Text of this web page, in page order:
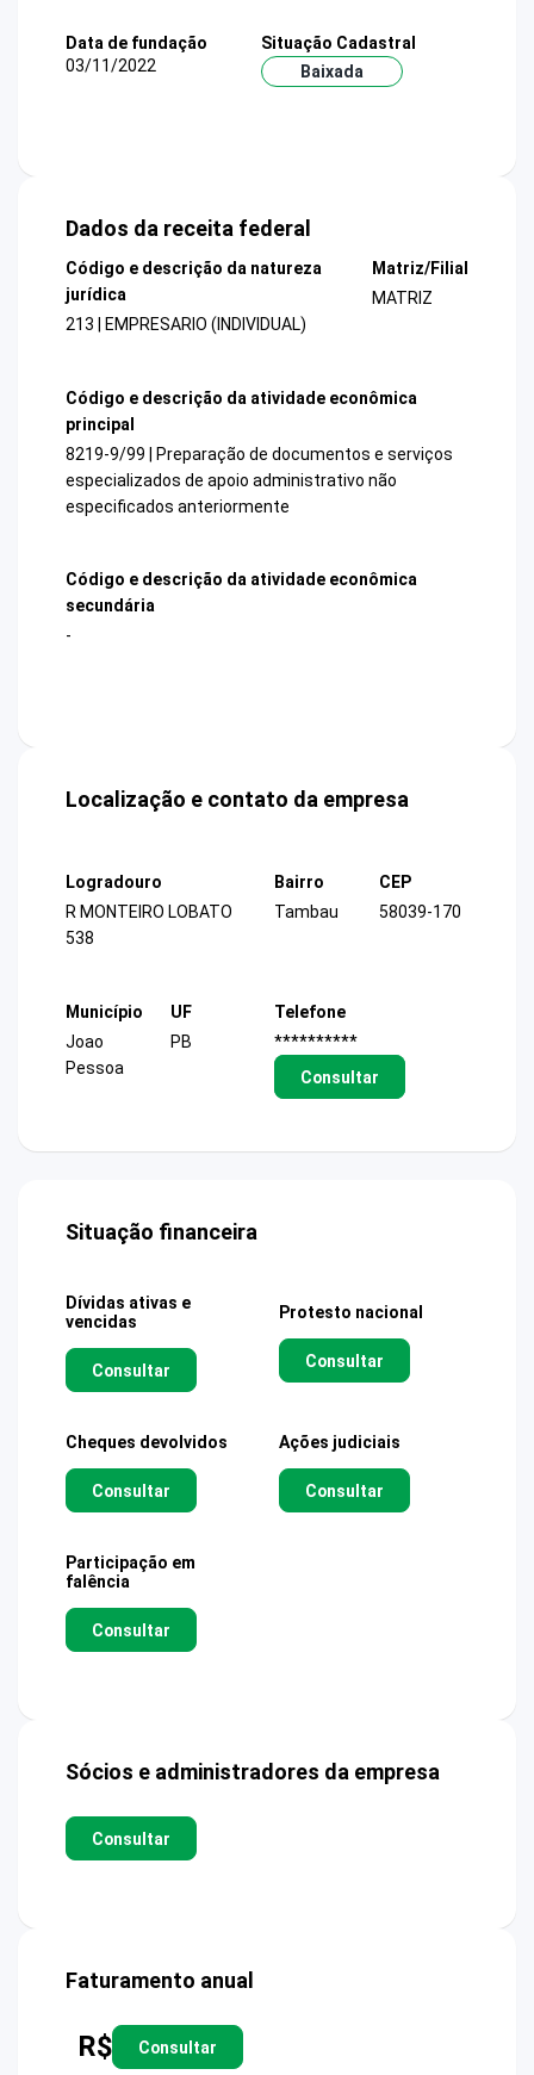
Data de fundação
03/11/2022
Situação Cadastral
Baixada
Dados da receita federal
Código e descrição da natureza
jurídica
213 | EMPRESARIO (INDIVIDUAL)
Matriz/Filial
MATRIZ
Código e descrição da atividade econômica
principal
8219-9/99 | Preparação de documentos e serviços
especializados de apoio administrativo não
especificados anteriormente
Código e descrição da atividade econômica
secundária
-
Localização e contato da empresa
Logradouro
R MONTEIRO LOBATO
538
Bairro
Tambau
CEP
58039-170
Município
Joao
Pessoa
UF
PB
Telefone
**********
Consultar
Situação financeira
Dívidas ativas e
vencidas
Consultar
Protesto nacional
Consultar
Cheques devolvidos
Consultar
Ações judiciais
Consultar
Participação em
falência
Consultar
Sócios e administradores da empresa
Consultar
Faturamento anual
R$ Consultar